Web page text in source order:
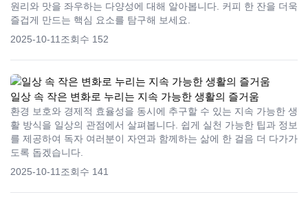
원리와 맛을 좌우하는 다양성에 대해 알아봅니다. 커피 한 잔을 더욱
즐겁게 만드는 핵심 요소를 탐구해 보세요.
2025-10-11조회수 152
일상 속 작은 변화로 누리는 지속 가능한 생활의 즐거움
환경 보호와 경제적 효율성을 동시에 추구할 수 있는 지속 가능한 생
활 방식을 일상의 관점에서 살펴봅니다. 쉽게 실천 가능한 팁과 정보
를 제공하여 독자 여러분이 자연과 함께하는 삶에 한 걸음 더 다가가
도록 돕겠습니다.
2025-10-11조회수 141